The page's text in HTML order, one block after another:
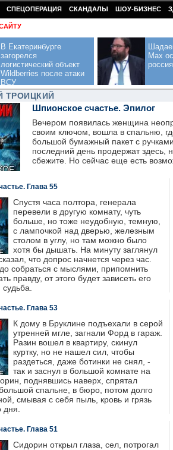
СПЕЦОПЕРАЦИЯ СКАНДАЛЫ ШОУ-БИЗНЕС
В Екатеринбурге
загорелся
логистический объект
Wildberries после атаки
ВСУ
Max
ТРОИЦКИЙ
Шпионское счастье. Эпилог
Вечером появилась женщина
своим ключом, вошла в спальню,
большой бумажный пакет с
последний день продержат здесь,
сбежите. Но сейчас еще есть
Глава 55
Спустя часа полтора, генерала
перевели в другую комнату, чуть
больше, но тоже неудобную, темную,
с лампочкой над дверью, железным
столом в углу, но там можно было
хотя бы дышать. На минуту заглянул
что допрос начнется через час.
собраться с мыслями, припомнить
правду, от этого будет зависеть его
Глава 53
К дому в Бруклине подъехали в серой
утренней мгле, загнали Форд в гараж.
Разин вошел в квартиру, скинул
куртку, но не нашел сил, чтобы
раздеться, даже ботинки не снял, -
так и заснул в большой комнате на
поднявшись наверх, спрятал
спальне, в бюро, потом долго
смывая с себя пыль, кровь и грязь
Глава 51
Сидорин открыл глаза, сел, потрогал